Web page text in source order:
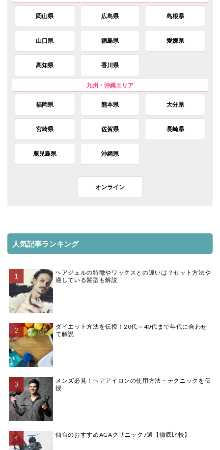
岡山県 広島県 島根県
山口県 徳島県 愛媛県
高知県 香川県
福岡県 熊本県 大分県
宮崎県 佐賀県 長崎県
鹿児島県 沖縄県
オンライン
人気記事ランキング
ヘアジェルの特徴やワックスとの違いは？セット方法や
適している髪型も解説
ダイエット方法を伝授！20代～40代まで年代に合わせ
て解説
メンズ必見！ヘアアイロンの使用方法・テクニックを伝
授
仙台のおすすめAGAクリニック7選【徹底比較】